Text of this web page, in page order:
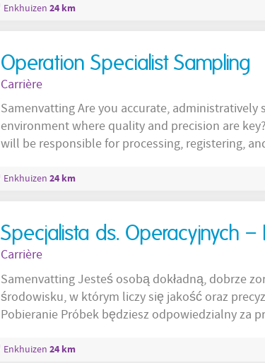
Production Employee, you will ensure that seed
Enkhuizen 24 km
Operation Specialist Sampling
Carrière
Samenvatting Are you accurate,
environment where quality and precision are
will be responsible for processing, registering,
Specialist Sampling, you are responsible for the
Enkhuizen 24 km
Specjalista ds. Operacyjnych –
Carrière
Samenvatting Jesteś osobą dokładną, dobrze
środowisku, w którym liczy się jakość oraz
Pobieranie Próbek będziesz odpowiedzialny za
Jako Specjalista ds. Operacyjnych – Pobieranie
Enkhuizen 24 km